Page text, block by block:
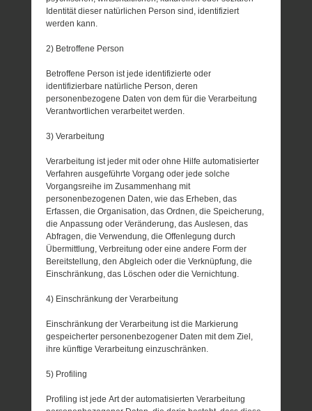
Identität dieser natürlichen Person sind, identifiziert
werden kann.
2) Betroffene Person
Betroffene Person ist jede identifizierte oder
identifizierbare natürliche Person, deren
personenbezogene Daten von dem für die Verarbeitung
Verantwortlichen verarbeitet werden.
3) Verarbeitung
Verarbeitung ist jeder mit oder ohne Hilfe automatisierter
Verfahren ausgeführte Vorgang oder jede solche
Vorgangsreihe im Zusammenhang mit
personenbezogenen Daten, wie das Erheben, das
Erfassen, die Organisation, das Ordnen, die Speicherung,
die Anpassung oder Veränderung, das Auslesen, das
Abfragen, die Verwendung, die Offenlegung durch
Übermittlung, Verbreitung oder eine andere Form der
Bereitstellung, den Abgleich oder die Verknüpfung, die
Einschränkung, das Löschen oder die Vernichtung.
4) Einschränkung der Verarbeitung
Einschränkung der Verarbeitung ist die Markierung
gespeicherter personenbezogener Daten mit dem Ziel,
ihre künftige Verarbeitung einzuschränken.
5) Profiling
Profiling ist jede Art der automatisierten Verarbeitung